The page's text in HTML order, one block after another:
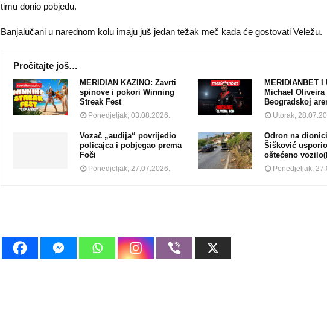
timu donio pobjedu.
Banjalučani u narednom kolu imaju juš jedan težak meč kada će gostovati Veležu.
Pročitajte još…
MERIDIAN KAZINO: Zavrti
spinove i pokori Winning
Streak Fest
Ponedjeljak, 03.08.2026.
MERIDIANBET I
Michael
Beogradskoj
Utorak,
Vozač „audija“ povrijedio
policajca i pobjegao prema
Foči
Ponedjeljak, 27.07.2026.
Odron na
Šišković
oštećeno
Ponedjeljak,